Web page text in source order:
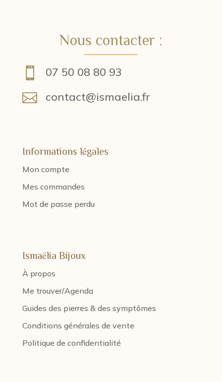
Nous contacter :
 07 50 08 80 93
 contact@ismaelia.fr
Informations légales
Mon compte
Mes commandes
Mot de passe perdu
Ismaëlia Bijoux
À propos
Me trouver/Agenda
Guides des pierres & des symptômes
Conditions générales de vente
Politique de confidentialité